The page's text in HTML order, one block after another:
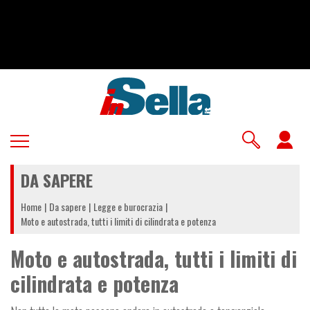
DA SAPERE
Home Da sapere Legge e burocrazia
Moto e autostrada, tutti i limiti di cilindrata e potenza
Moto e autostrada, tutti i limiti di
cilindrata e potenza